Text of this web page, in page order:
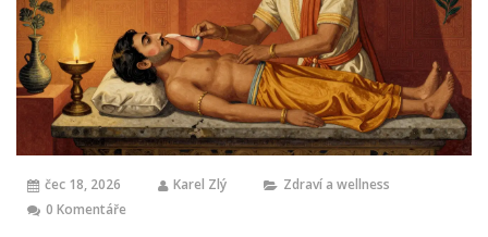
čec 18, 2026 Karel Zlý
Zdraví a wellness
0 Komentáře